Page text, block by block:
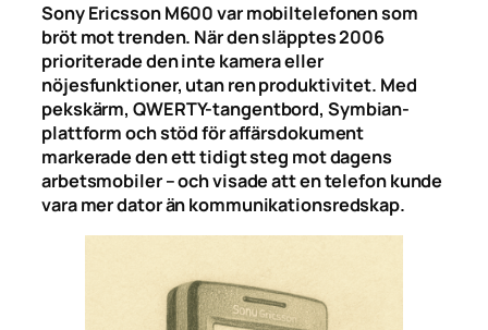
Sony Ericsson M600 var mobiltelefonen som
bröt mot trenden. När den släpptes 2006
prioriterade den inte kamera eller
nöjesfunktioner, utan ren produktivitet. Med
pekskärm, QWERTY-tangentbord, Symbian-
plattform och stöd för affärsdokument
markerade den ett tidigt steg mot dagens
arbetsmobiler – och visade att en telefon kunde
vara mer dator än kommunikationsredskap.